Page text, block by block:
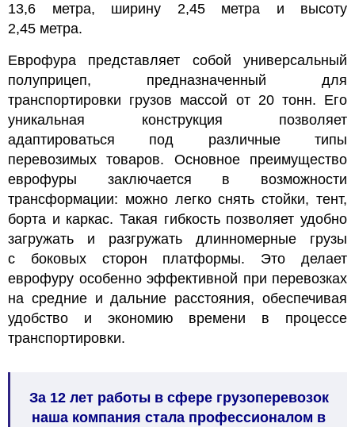
13,6 метра, ширину 2,45 метра и высоту
2,45 метра.
Еврофура представляет собой универсальный
полуприцеп, предназначенный для
транспортировки грузов массой от 20 тонн. Его
уникальная конструкция позволяет
адаптироваться под различные типы
перевозимых товаров. Основное преимущество
еврофуры заключается в возможности
трансформации: можно легко снять стойки, тент,
борта и каркас. Такая гибкость позволяет удобно
загружать и разгружать длинномерные грузы
с боковых сторон платформы. Это делает
еврофуру особенно эффективной при перевозках
на средние и дальние расстояния, обеспечивая
удобство и экономию времени в процессе
транспортировки.
За 12 лет работы в сфере грузоперевозок
наша компания стала профессионалом в